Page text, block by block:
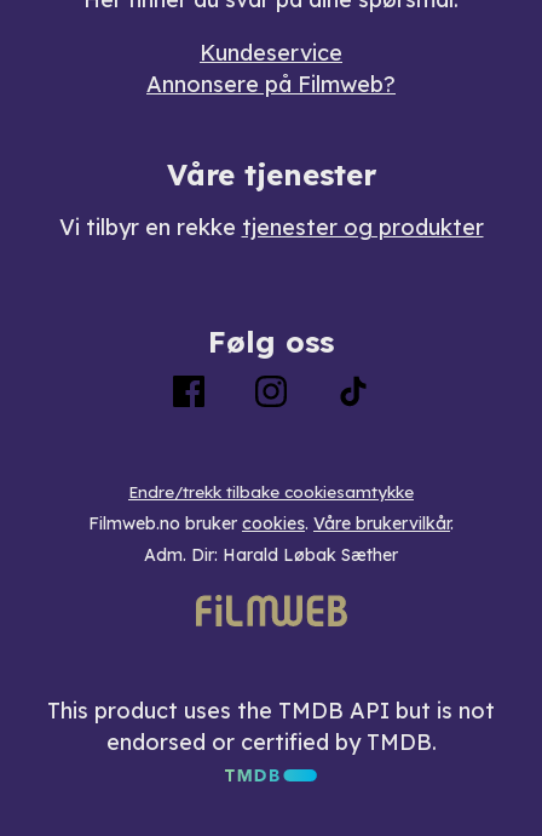
Kundeservice
Annonsere på Filmweb?
Våre tjenester
Vi tilbyr en rekke tjenester og produkter
Følg oss
Endre/trekk tilbake cookiesamtykke
Filmweb.no bruker cookies. Våre brukervilkår.
Adm. Dir: Harald Løbak Sæther
This product uses the TMDB API but is not
endorsed or certified by TMDB.